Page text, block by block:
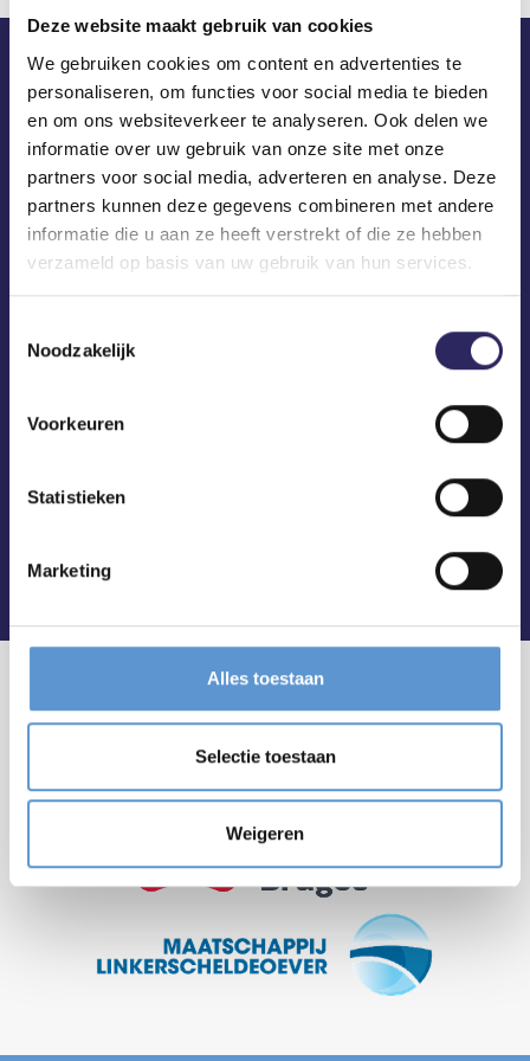
Deze website maakt gebruik van cookies
We gebruiken cookies om content en advertenties te
personaliseren, om functies voor social media te bieden
en om ons websiteverkeer te analyseren. Ook delen we
informatie over uw gebruik van onze site met onze
partners voor social media, adverteren en analyse. Deze
partners kunnen deze gegevens combineren met andere
informatie die u aan ze heeft verstrekt of die ze hebben
verzameld op basis van uw gebruik van hun services.
Noodzakelijk
Voorkeuren
Statistieken
Marketing
Alles toestaan
Selectie toestaan
Weigeren
ECA in je mailbox?